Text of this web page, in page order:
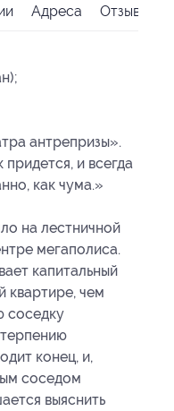
Адреса Отзывы
антрепризы».
и всегда
как чума.»
на лестничной
мегаполиса.
капитальный
квартире, чем
соседку
конец, и,
соседом
выяснить